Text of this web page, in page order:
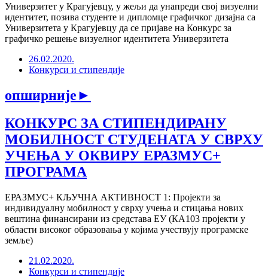
Универзитет у Крагујевцу, у жељи да унапреди свој визуелни
идентитет, позива студенте и дипломце графичког дизајна са
Универзитета у Крагујевцу да се пријаве на Конкурс за
графичко решење визуелног идентитета Универзитета
26.02.2020.
Конкурси и стипендије
опширније►
КОНКУРС ЗА СТИПЕНДИРАНУ
МОБИЛНОСТ СТУДЕНАТА У СВРХУ
УЧЕЊА У ОКВИРУ ЕРАЗМУС+
ПРОГРАМА
ЕРАЗМУС+ КЉУЧНА АКТИВНОСТ 1: Пројекти за
индивидуалну мобилност у сврху учења и стицања нових
вештина финансирани из средстава ЕУ (КА103 пројекти у
области високог образовања у којима учествују програмске
земље)
21.02.2020.
Конкурси и стипендије